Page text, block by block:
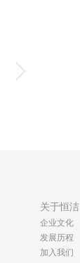
关于恒洁
企业文化
发展历程
加入我们